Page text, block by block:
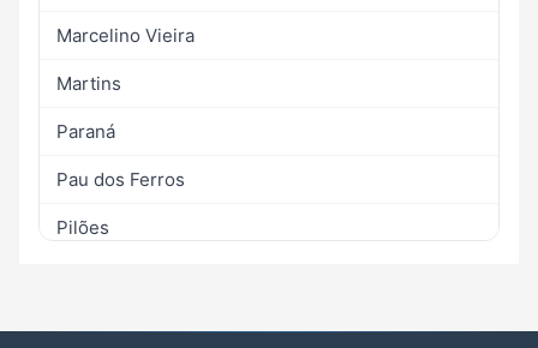
Marcelino Vieira
Martins
Paraná
Pau dos Ferros
Pilões